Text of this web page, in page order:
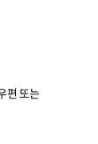
편 또는